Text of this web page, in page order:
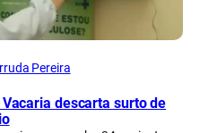
Pereira
descarta surto de